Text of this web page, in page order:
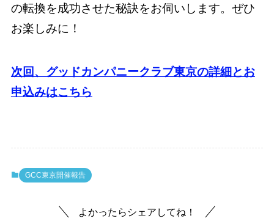
の転換を成功させた秘訣をお伺いします。ぜひ
お楽しみに！
次回、グッドカンパニークラブ東京の詳細とお
申込みはこちら
GCC東京開催報告
よかったらシェアしてね！